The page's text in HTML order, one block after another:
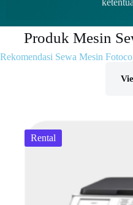
Produk Mesin
Rekomendasi Sewa Mesin
Rental